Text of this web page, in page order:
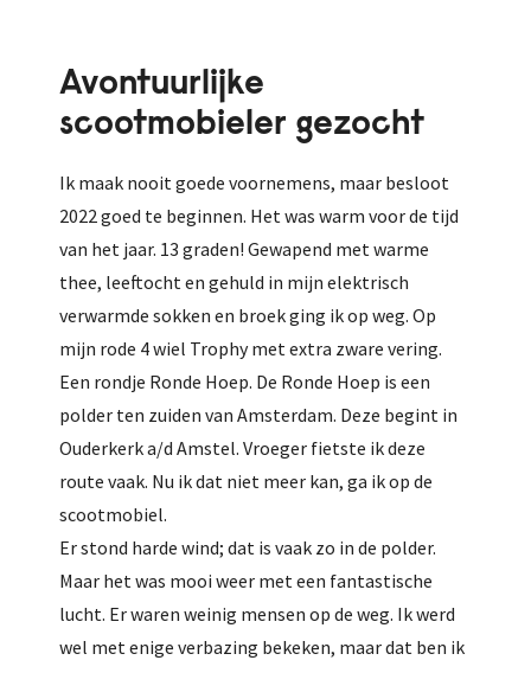
Avontuurlijke
scootmobieler gezocht
Ik maak nooit goede voornemens, maar besloot
2022 goed te beginnen. Het was warm voor de tijd
van het jaar. 13 graden! Gewapend met warme
thee, leeftocht en gehuld in mijn elektrisch
verwarmde sokken en broek ging ik op weg. Op
mijn rode 4 wiel Trophy met extra zware vering.
Een rondje Ronde Hoep. De Ronde Hoep is een
polder ten zuiden van Amsterdam. Deze begint in
Ouderkerk a/d Amstel. Vroeger fietste ik deze
route vaak. Nu ik dat niet meer kan, ga ik op de
scootmobiel.
Er stond harde wind; dat is vaak zo in de polder.
Maar het was mooi weer met een fantastische
lucht. Er waren weinig mensen op de weg. Ik werd
wel met enige verbazing bekeken, maar dat ben ik